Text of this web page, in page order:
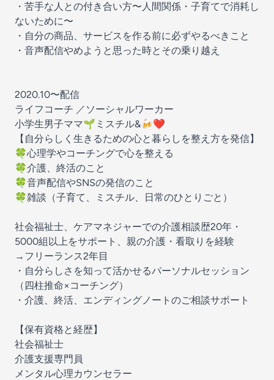
・苦手な人との付き合い方〜人間関係・子育てで消耗し
ないために〜
・自分の商品、サービスを作る前に必ずやるべきこと
・音声配信やめようと思った時とその乗り越え
2020.10〜配信
ライフコーチ ／ソーシャルワーカー
小学生男子ママ🌱ミスチル&🍻❤️
【自分らしく生きるための心と暮らしを整え方を発信】
🍀心理学やコーチングで心を整える
🍀介護、終活のこと
🍀音声配信やSNSの発信のこと
🍀雑談（子育て、ミスチル、日常のひとりごと）
社会福祉士、ケアマネジャーでの介護相談歴20年・
5000組以上をサポート、親の介護・看取りを経験
→フリーランス2年目
・自分らしさを知って活かせるパーソナルセッション
（四柱推命×コーチング）
・介護、終活、エンディングノートのご相談サポート
【保有資格と経歴】
社会福祉士
介護支援専門員
メンタル心理カウンセラー